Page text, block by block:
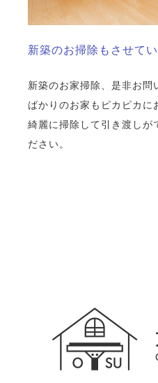
新築のお掃除もさせて
新築のお家掃除、是非お問
ばかりのお家もピカピカに
綺麗に掃除して引き渡しが
ださい。